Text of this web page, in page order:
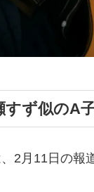
すず似のA
2月11日の